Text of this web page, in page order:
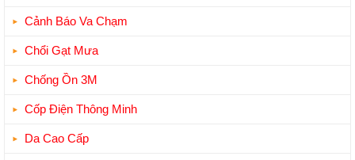
Cảnh Báo Va Chạm
Chổi Gạt Mưa
Chống Ồn 3M
Cốp Điện Thông Minh
Da Cao Cấp